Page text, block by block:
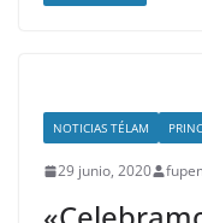
NOTICIAS TÉLAM
29 junio, 2020